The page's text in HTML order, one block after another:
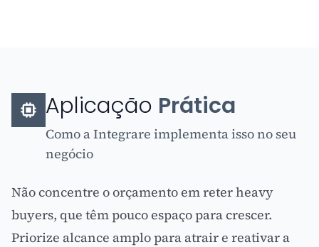
Aplicação Prática
Como a Integrare implementa isso no seu
negócio
Não concentre o orçamento em reter heavy
buyers, que têm pouco espaço para crescer.
Priorize alcance amplo para atrair e reativar a